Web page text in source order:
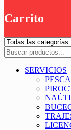
Carrito
SERVICIOS